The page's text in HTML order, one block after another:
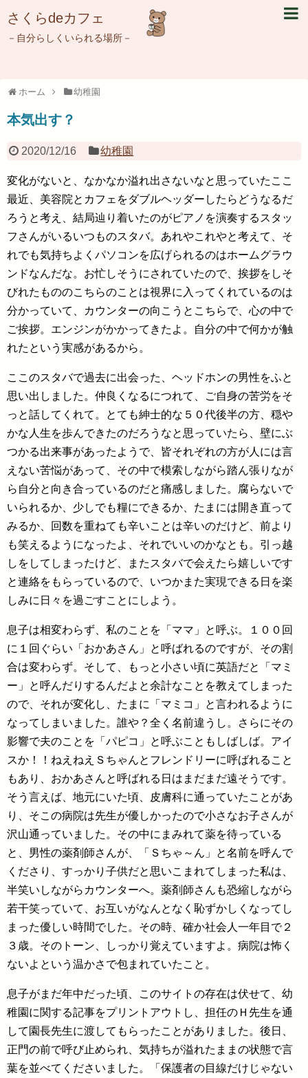
さくらdeカフェ
－自分らしくいられる場所－
ホーム 幼稚園
本気出す？
2020/12/16 幼稚園
変化がないと、なかなか溢れ出さないなと思っていたここ
最近、美容院とカフェをダブルヘッダーしたらどうなるだ
ろうと考え、結局辿り着いたのがピアノを演奏するスタッ
フさんがいるいつものスタバ。あれやこれやと考えて、そ
れでも気持ちよくパソコンを広げられるのはホームグラウ
ンドなんだな。お忙しそうにされていたので、挨拶をしそ
びれたもののこちらのことは視界に入ってくれているのは
分かっていて、カウンターの向こうとこちらで、心の中で
ご挨拶。エンジンがかかってきたよ。自分の中で何かが触
れたという実感があるから。
ここのスタバで過去に出会った、ヘッドホンの男性をふと
思い出しました。仲良くなるにつれて、ご自身の苦労をそ
っと話してくれて。とても紳士的な５０代後半の方、穏や
かな人生を歩んできたのだろうなと思っていたら、壁にぶ
つかる出来事があったようで、皆それぞれの方が人には言
えない苦悩があって、その中で模索しながら踏ん張りなが
ら自分と向き合っているのだと痛感しました。腐らないで
いられるか、少しでも糧にできるか、たまには開き直って
みるか、回数を重ねても辛いことは辛いのだけど、前より
も笑えるようになったよ、それでいいのかなとも。引っ越
しをしてしまったけど、またスタバで会えたら嬉しいです
と連絡をもらっているので、いつかまた実現できる日を楽
しみに日々を過ごすことにしよう。
息子は相変わらず、私のことを「ママ」と呼ぶ。１００回
に１回ぐらい「おかあさん」と呼ばれるのですが、その割
合は変わらず。そして、もっと小さい頃に英語だと「マミ
ー」と呼んだりするんだよと余計なことを教えてしまった
ので、それが変化し、たまに「マミコ」と言われるように
なってしまいました。誰や？全く名前違うし。さらにその
影響で夫のことを「パピコ」と呼ぶこともしばしば。アイ
スか！！ねえねえＳちゃんとフレンドリーに呼ばれること
もあり、おかあさんと呼ばれる日はまだまだ遠そうです。
そう言えば、地元にいた頃、皮膚科に通っていたことがあ
り、そこの病院は先生が優しかったので小さなお子さんが
沢山通っていました。その中にまみれて薬を待っている
と、男性の薬剤師さんが、「Ｓちゃ～ん」と名前を呼んで
くださり、すっかり子供だと思いこまれてしまった私は、
半笑いしながらカウンターへ。薬剤師さんも恐縮しながら
若干笑っていて、お互いがなんとなく恥ずかしくなってし
まった優しい時間でした。その時、確か社会人一年目で２
３歳。そのトーン、しっかり覚えていますよ。病院は怖く
ないよという温かさで包まれていたこと。
息子がまだ年中だった頃、このサイトの存在は伏せて、幼
稚園に関する記事をプリントアウトし、担任のＨ先生を通
して園長先生に渡してもらったことがありました。後日、
正門の前で呼び止められ、気持ちが溢れたままの状態で言
葉を並べてくださいました。「保護者の目線だけじゃない